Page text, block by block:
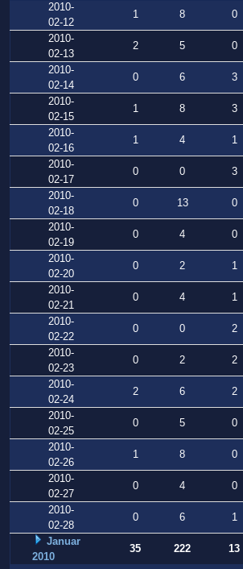
2010-
02-12
1 8 0
2010-
02-13
2 5 0
2010-
02-14
0 6 3
2010-
02-15
1 8 3
2010-
02-16
1 4 1
2010-
02-17
0 0 3
2010-
02-18
0 13 0
2010-
02-19
0 4 0
2010-
02-20
0 2 1
2010-
02-21
0 4 1
2010-
02-22
0 0 2
2010-
02-23
0 2 2
2010-
02-24
2 6 2
2010-
02-25
0 5 0
2010-
02-26
1 8 0
2010-
02-27
0 4 0
2010-
02-28
0 6 1
Januar
2010
35 222 13